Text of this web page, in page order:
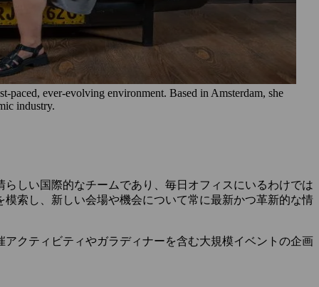
ever-evolving environment. Based in Amsterdam, she
industry.
しい国際的なチームであり、毎日オフィスにいるわけでは
索し、新しい会場や機会について常に最新かつ革新的な情
クティビティやガラディナーを含む大規模イベントの企画